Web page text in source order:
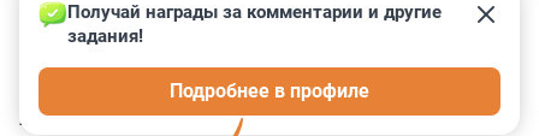
КОММЕНТАРИИ 5
Получай награды за комментарии и другие
задания!
Подробнее в профиле